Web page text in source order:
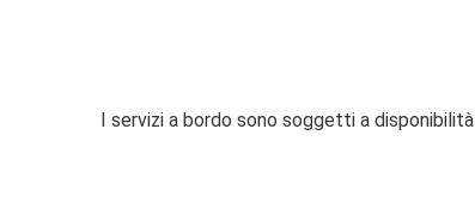
I servizi a bordo sono soggetti a disponibilità